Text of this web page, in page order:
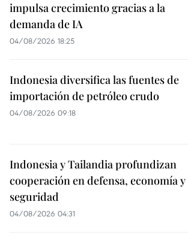
impulsa crecimiento gracias a la
demanda de IA
04/08/2026 18:25
Indonesia diversifica las fuentes de
importación de petróleo crudo
04/08/2026 09:18
Indonesia y Tailandia profundizan
cooperación en defensa, economía y
seguridad
04/08/2026 04:31